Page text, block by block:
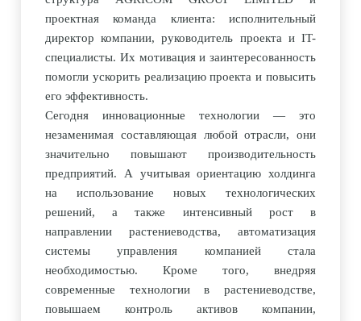
проектная команда клиента: исполнительный
директор компании, руководитель проекта и IT-
специалисты. Их мотивация и заинтересованность
помогли ускорить реализацию проекта и повысить
его эффективность.
Сегодня инновационные технологии — это
незаменимая составляющая любой отрасли, они
значительно повышают производительность
предприятий. А учитывая ориентацию холдинга
на использование новых технологических
решений, а также интенсивный рост в
направлении растениеводства, автоматизация
системы управления компанией стала
необходимостью. Кроме того, внедряя
современные технологии в растениеводстве,
повышаем контроль активов компании,